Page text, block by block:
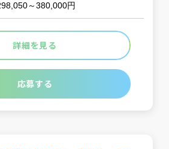
～380,000円
詳細を見る
応募する